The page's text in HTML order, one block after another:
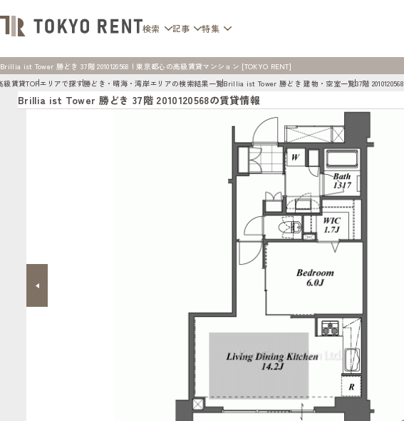
検索 記事 特集
Brillia ist Tower 勝どき 37階 2010120568 | 東京都心の高級賃貸マンション [TOKYO RENT]
級賃貸TOPエリアで探す勝どき・晴海・湾岸エリアの検索結果一覧Brillia ist Tower 勝どき 建物・空室一覧37階 2010120568
Brillia ist Tower 勝どき 37階 2010120568の賃貸情報